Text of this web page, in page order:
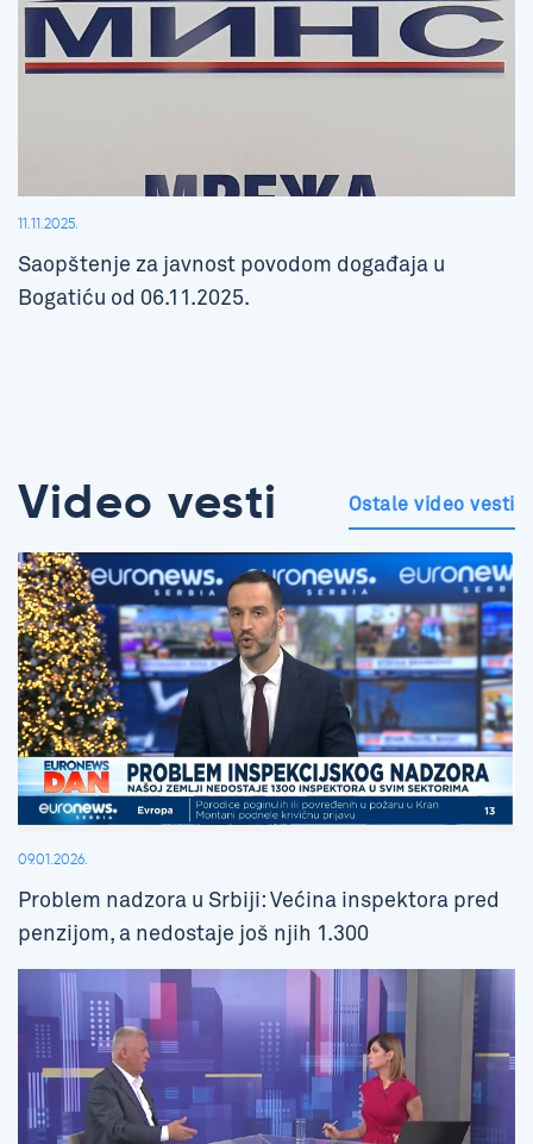
11.11.2025.
Saopštenje za javnost povodom događaja u
Bogatiću od 06.11.2025.
Video vesti Ostale video vesti
09.01.2026.
Problem nadzora u Srbiji: Većina inspektora pred
penzijom, a nedostaje još njih 1.300